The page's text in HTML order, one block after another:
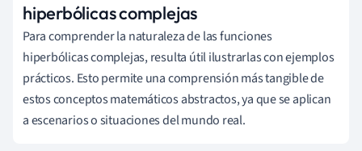
hiperbólicas complejas
Para comprender la naturaleza de las funciones
hiperbólicas complejas, resulta útil ilustrarlas con ejemplos
prácticos. Esto permite una comprensión más tangible de
estos conceptos matemáticos abstractos, ya que se aplican
a escenarios o situaciones del mundo real.